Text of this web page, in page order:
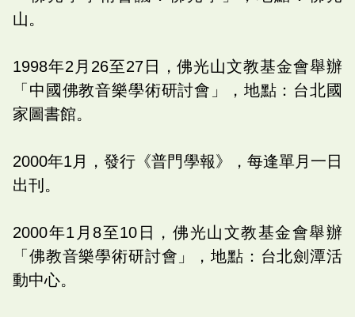
山。
1998年2月26至27日，佛光山文教基金會舉辦
「中國佛教音樂學術研討會」，地點：台北國
家圖書館。
2000年1月，發行《普門學報》，每逢單月一日
出刊。
2000年1月8至10日，佛光山文教基金會舉辦
「佛教音樂學術研討會」，地點：台北劍潭活
動中心。